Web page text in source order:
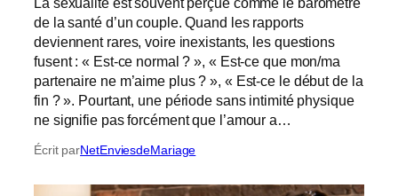
de la santé d’un couple. Quand les rapports
deviennent rares, voire inexistants, les questions
fusent : « Est-ce normal ? », « Est-ce que mon/ma
partenaire ne m’aime plus ? », « Est-ce le début de la
fin ? ». Pourtant, une période sans intimité physique
ne signifie pas forcément que l’amour a…
Écrit parNetEnviesdeMariage